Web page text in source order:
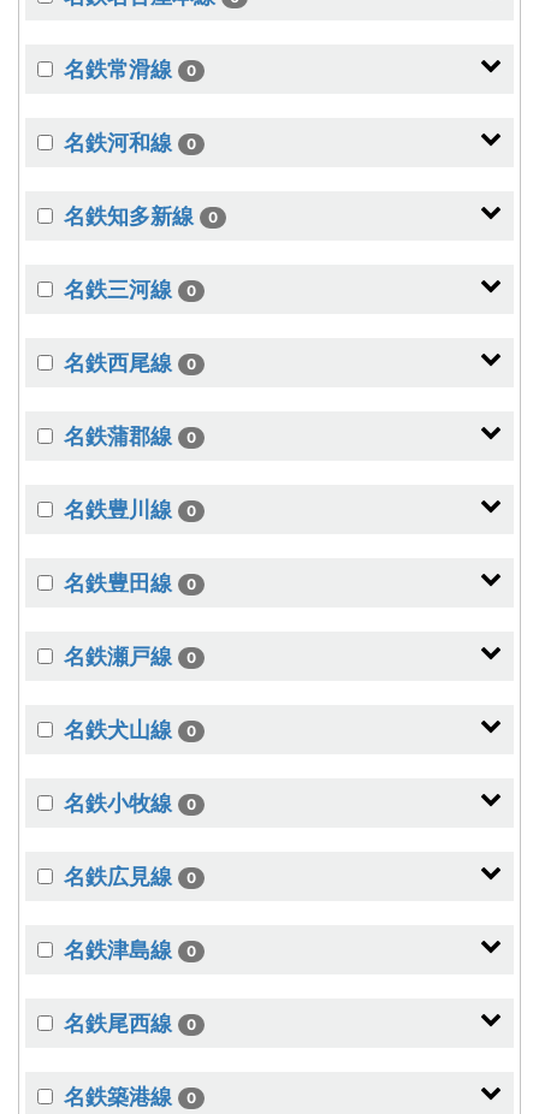
名鉄常滑線 0
名鉄河和線 0
名鉄知多新線 0
名鉄三河線 0
名鉄西尾線 0
名鉄蒲郡線 0
名鉄豊川線 0
名鉄豊田線 0
名鉄瀬戸線 0
名鉄犬山線 0
名鉄小牧線 0
名鉄広見線 0
名鉄津島線 0
名鉄尾西線 0
名鉄築港線 0